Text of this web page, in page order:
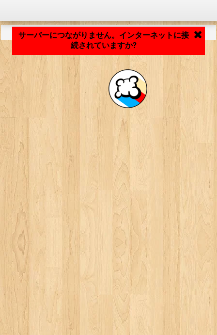
サーバーにつながりません。インターネットに接
続されていますか?
アプリケーションの読み込み中... ...